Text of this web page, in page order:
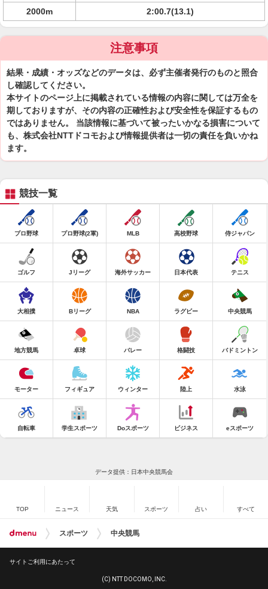
2000m
2:00.7(13.1)
注意事項
結果・成績・オッズなどのデータは、必ず主催者発行のものと照合
し確認してください。
本サイトのページ上に掲載されている情報の内容に関しては万全を
期しておりますが、その内容の正確性および安全性を保証するもの
ではありません。 当該情報に基づいて被ったいかなる損害について
も、株式会社NTTドコモおよび情報提供者は一切の責任を負いかね
ます。
競技一覧
プロ野球 プロ野球(2軍) MLB 高校野球 侍ジャパン
ゴルフ Jリーグ 海外サッカー 日本代表 テニス
大相撲 Bリーグ NBA ラグビー 中央競馬
地方競馬 卓球 バレー 格闘技 バドミントン
モーター フィギュア ウィンター 陸上 水泳
自転車 学生スポーツ Doスポーツ ビジネス eスポーツ
データ提供：日本中央競馬会
TOP ニュース 天気 スポーツ 占い すべて
スポーツ 中央競馬
サイトご利用にあたって
(C) NTT DOCOMO, INC.